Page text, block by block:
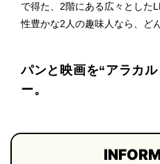
で得た、2階にある広々とした
性豊かな2人の趣味人なら、ど
パンと映画を“アラカ
ー。